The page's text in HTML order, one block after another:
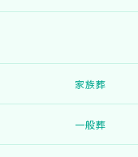
家族葬
一般葬